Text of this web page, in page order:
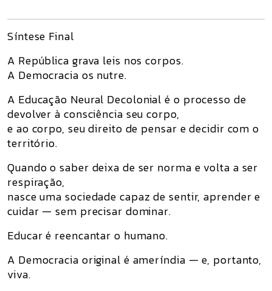
Síntese Final
A República grava leis nos corpos.
A Democracia os nutre.
A Educação Neural Decolonial é o processo de
devolver à consciência seu corpo,
e ao corpo, seu direito de pensar e decidir com o
território.
Quando o saber deixa de ser norma e volta a ser
respiração,
nasce uma sociedade capaz de sentir, aprender e
cuidar — sem precisar dominar.
Educar é reencantar o humano.
A Democracia original é ameríndia — e, portanto,
viva.